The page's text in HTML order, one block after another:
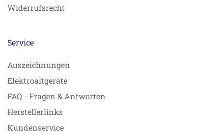
Widerrufsrecht
Service
Auszeichnungen
Elektroaltgeräte
FAQ - Fragen & Antworten
Herstellerlinks
Kundenservice